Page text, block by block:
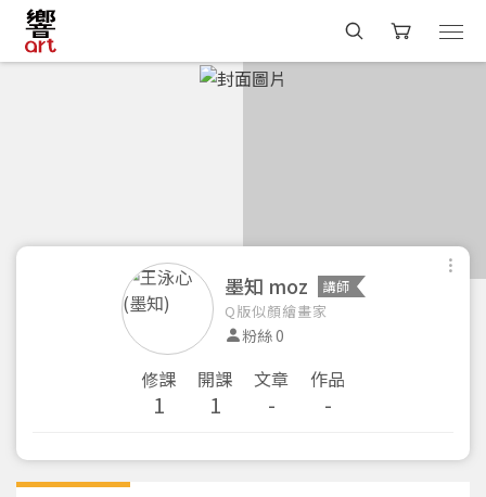
墨知 moz 講師
Q版似顏繪畫家
粉絲 0
修課
1
開課
1
文章
-
作品
-